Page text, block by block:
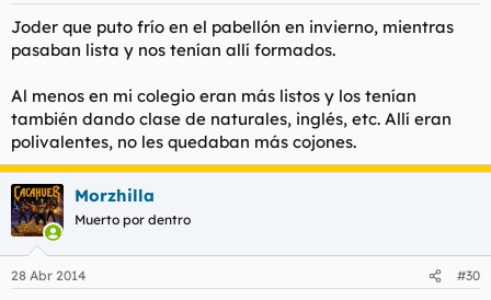
Joder que puto frío en el pabellón en invierno, mientras
pasaban lista y nos tenían allí formados.
Al menos en mi colegio eran más listos y los tenían
también dando clase de naturales, inglés, etc. Allí eran
polivalentes, no les quedaban más cojones.
Morzhilla
Muerto por dentro
28 Abr 2014 #30